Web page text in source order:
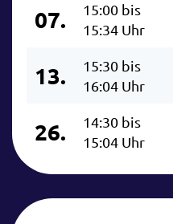
07.
15:00 bis
15:34 Uhr
13.
15:30 bis
16:04 Uhr
26.
14:30 bis
15:04 Uhr